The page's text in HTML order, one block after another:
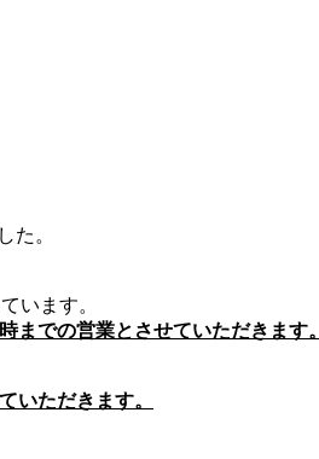
た。
います。
までの営業とさせていただきます。
いただきます。